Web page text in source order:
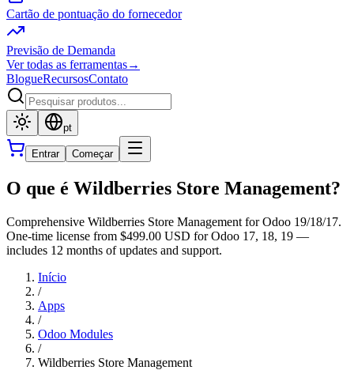
Cartão de pontuação do fornecedor
Previsão de Demanda
Ver todas as ferramentas→
BlogueRecursosContato
pt
Entrar Começar
O que é Wildberries Store Management?
Comprehensive Wildberries Store Management for Odoo 19/18/17.
One-time license from $499.00 USD for Odoo 17, 18, 19 —
includes 12 months of updates and support.
Início
/
Apps
/
Odoo Modules
/
Wildberries Store Management